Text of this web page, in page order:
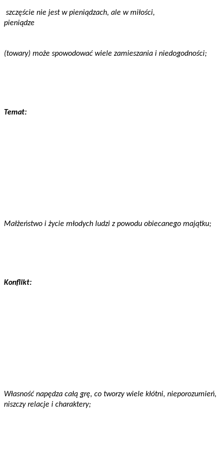
szczęście nie jest w pieniądzach, ale w miłości,
pieniądze
(towary) może spowodować wiele zamieszania i niedogodności;
Temat:
Małżeństwo i życie młodych ludzi z powodu obiecanego majątku;
Konflikt:
Własność napędza całą grę, co tworzy wiele kłótni, nieporozumień,
niszczy relacje i charaktery;